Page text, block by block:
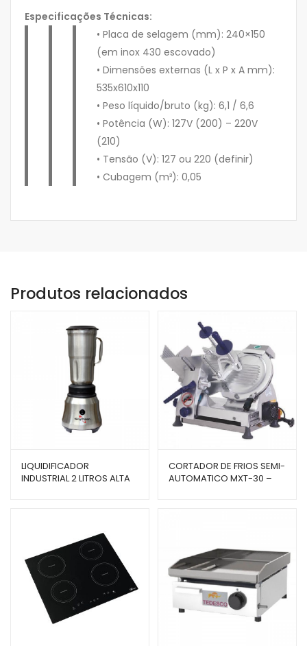
Especificações Técnicas:
• Placa de selagem (mm): 240×150
(em inox 430 escovado)
• Dimensões externas (L x P x A mm):
535x610x110
• Peso líquido/bruto (kg): 6,1 / 6,6
• Potência (W): 127V (200) – 220V
(210)
• Tensão (V): 127 ou 220 (definir)
• Cubagem (m³): 0,05
Produtos relacionados
LIQUIDIFICADOR
INDUSTRIAL 2 LITROS ALTA
CORTADOR DE FRIOS SEMI-
AUTOMATICO MXT-30 –